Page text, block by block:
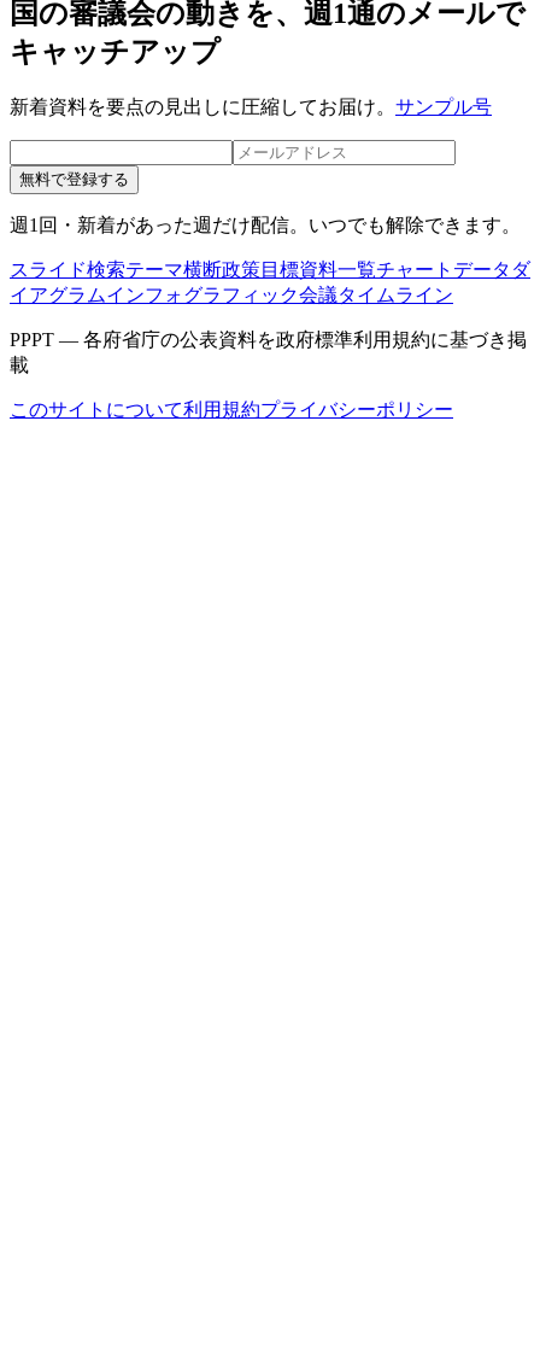
国の審議会の動きを、週1通のメールで
キャッチアップ
新着資料を要点の見出しに圧縮してお届け。 サンプル号
無料で登録する
週1回・新着があった週だけ配信。いつでも解除できます。
スライド検索テーマ横断政策目標資料一覧チャートデータ ダ
イアグラムインフォグラフィック会議タイムライン
PPPT — 各府省庁の公表資料を政府標準利用規約に基づき掲
載
このサイトについて利用規約プライバシーポリシー